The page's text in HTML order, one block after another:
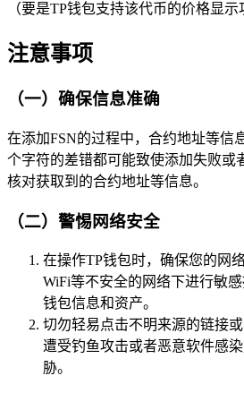
（要是TP钱包支持该代币的价格显示
注意事项
（一）确保信息准确
在添加FSN的过程中，合约地址等信
个字符的差错都可能致使添加失败或
核对获取到的合约地址等信息。
（二）警惕网络安全
在操作TP钱包时，确保您的网
WiFi等不安全的网络下进行敏
钱包信息和资产。
切勿轻易点击不明来源的链接
遭受钓鱼攻击或者恶意软件感
胁。